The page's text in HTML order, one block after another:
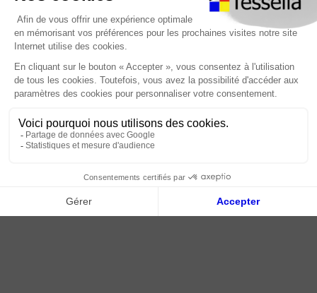
À propos
Paiement sécurisé
Livraison | Retour client
Nos tutos
Connexion / Inscription
2018 - 2026 © Tessella, Tous droits réservés